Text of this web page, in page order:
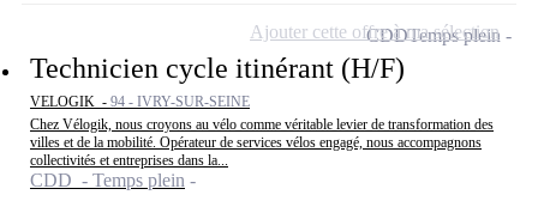
Technicien cycle itinérant (H/F)
VELOGIK - 94 - IVRY-SUR-SEINE
Chez Vélogik, nous croyons au vélo comme véritable levier de transformation des
villes et de la mobilité. Opérateur de services vélos engagé, nous accompagnons
collectivités et entreprises dans la...
CDD - Temps plein
CDDTemps plein
Ajouter cette offre à ma sélection